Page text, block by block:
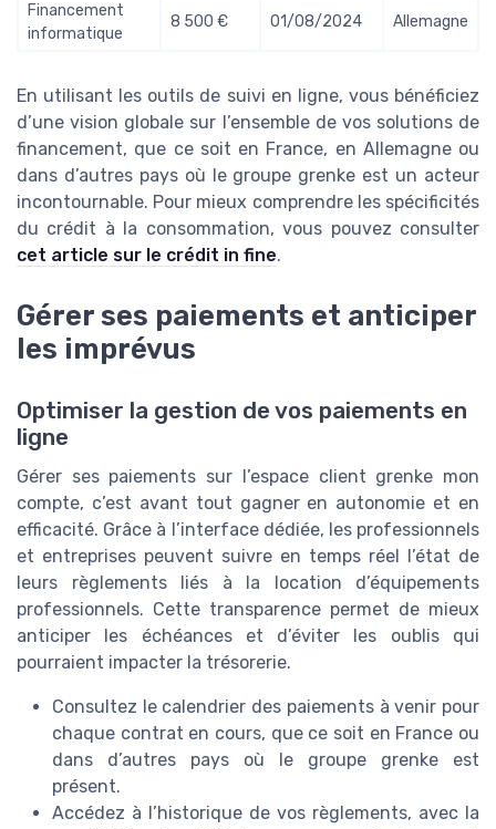
Financement
informatique
8 500 € 01/08/2024 Allemagne
En utilisant les outils de suivi en ligne, vous bénéficiez
d’une vision globale sur l’ensemble de vos solutions de
financement, que ce soit en France, en Allemagne ou
dans d’autres pays où le groupe grenke est un acteur
incontournable. Pour mieux comprendre les spécificités
du crédit à la consommation, vous pouvez consulter
cet article sur le crédit in fine.
Gérer ses paiements et anticiper
les imprévus
Optimiser la gestion de vos paiements en
ligne
Gérer ses paiements sur l’espace client grenke mon
compte, c’est avant tout gagner en autonomie et en
efficacité. Grâce à l’interface dédiée, les professionnels
et entreprises peuvent suivre en temps réel l’état de
leurs règlements liés à la location d’équipements
professionnels. Cette transparence permet de mieux
anticiper les échéances et d’éviter les oublis qui
pourraient impacter la trésorerie.
Consultez le calendrier des paiements à venir pour
chaque contrat en cours, que ce soit en France ou
dans d’autres pays où le groupe grenke est
présent.
Accédez à l’historique de vos règlements, avec la